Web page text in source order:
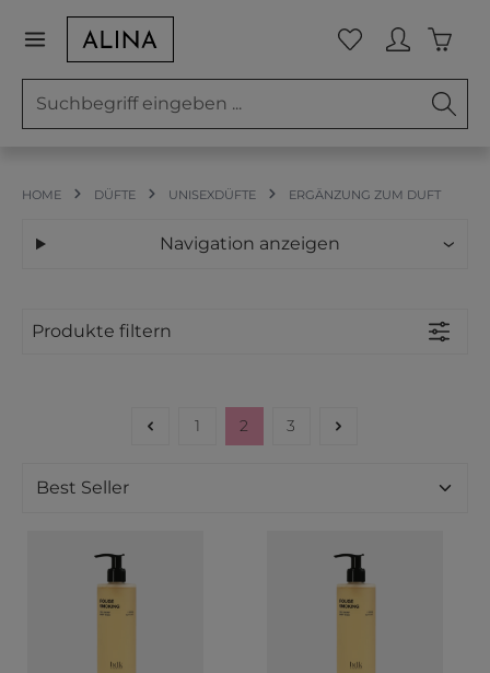
Zum Hauptinhalt springen Du hast 0
HOME DÜFTE UNISEXDÜFTE ERGÄNZUNG ZUM DUFT
Navigation anzeigen
Produkte filtern
Seite
1 Seite
2 Seite
3